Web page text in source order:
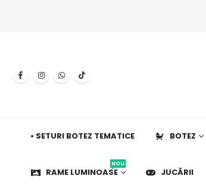
• SETURI BOTEZ TEMATICE BOTEZ
RAME LUMINOASE
NOU
JUCĂRII